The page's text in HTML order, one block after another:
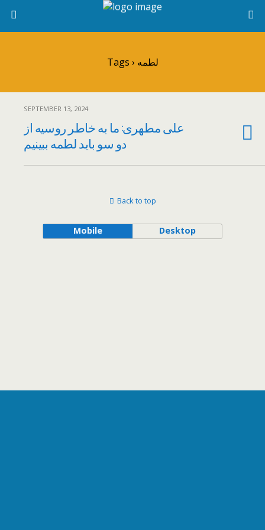
Tags › لطمه
SEPTEMBER 13, 2024
علی مطهری: ما به خاطر روسیه از
دو سو باید لطمه ببینیم
Back to top
Mobile Desktop